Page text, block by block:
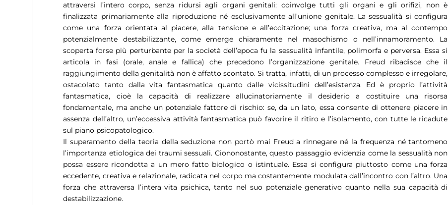
attraversi l’intero corpo, senza ridursi agli organi genitali: coinvolge tutti gli organi e gli orifizi, non è
finalizzata primariamente alla riproduzione né esclusivamente all’unione genitale. La sessualità si configura
come una forza orientata al piacere, alla tensione e all’eccitazione; una forza creativa, ma al contempo
potenzialmente destabilizzante, come emerge chiaramente nel masochismo o nell’innamoramento. La
scoperta forse più perturbante per la società dell’epoca fu la sessualità infantile, polimorfa e perversa. Essa si
articola in fasi (orale, anale e fallica) che precedono l’organizzazione genitale. Freud ribadisce che il
raggiungimento della genitalità non è affatto scontato. Si tratta, infatti, di un processo complesso e irregolare,
ostacolato tanto dalla vita fantasmatica quanto dalle vicissitudini dell’esistenza. Ed è proprio l’attività
fantasmatica, cioè la capacità di realizzare allucinatoriamente il desiderio a costituire una risorsa
fondamentale, ma anche un potenziale fattore di rischio: se, da un lato, essa consente di ottenere piacere in
assenza dell’altro, un’eccessiva attività fantasmatica può favorire il ritiro e l’isolamento, con tutte le ricadute
sul piano psicopatologico.
Il superamento della teoria della seduzione non portò mai Freud a rinnegare né la frequenza né tantomeno
l’importanza etiologica dei traumi sessuali. Ciononostante, questo passaggio evidenzia come la sessualità non
possa essere ricondotta a un mero fatto biologico o istintuale. Essa si configura piuttosto come una forza
eccedente, creativa e relazionale, radicata nel corpo ma costantemente modulata dall’incontro con l’altro. Una
forza che attraversa l’intera vita psichica, tanto nel suo potenziale generativo quanto nella sua capacità di
destabilizzazione.